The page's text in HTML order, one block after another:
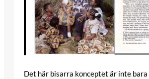
Det här bisarra konceptet är inte bara